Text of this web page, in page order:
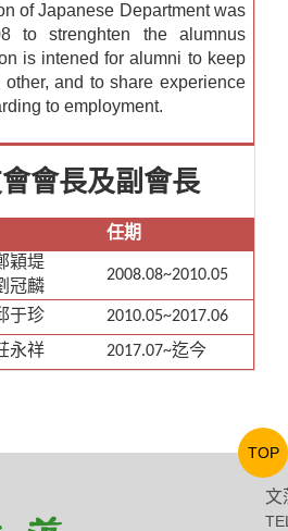
of Japanese Department was
to strenghten the alumnus
is intened for alumni to keep
and to share experience
to employment.
會長及副會長
任期
穎堤
冠麟
2008.08~2010.05
于珍
2010.05~2017.06
永祥 2017.07~迄今
文
TOP